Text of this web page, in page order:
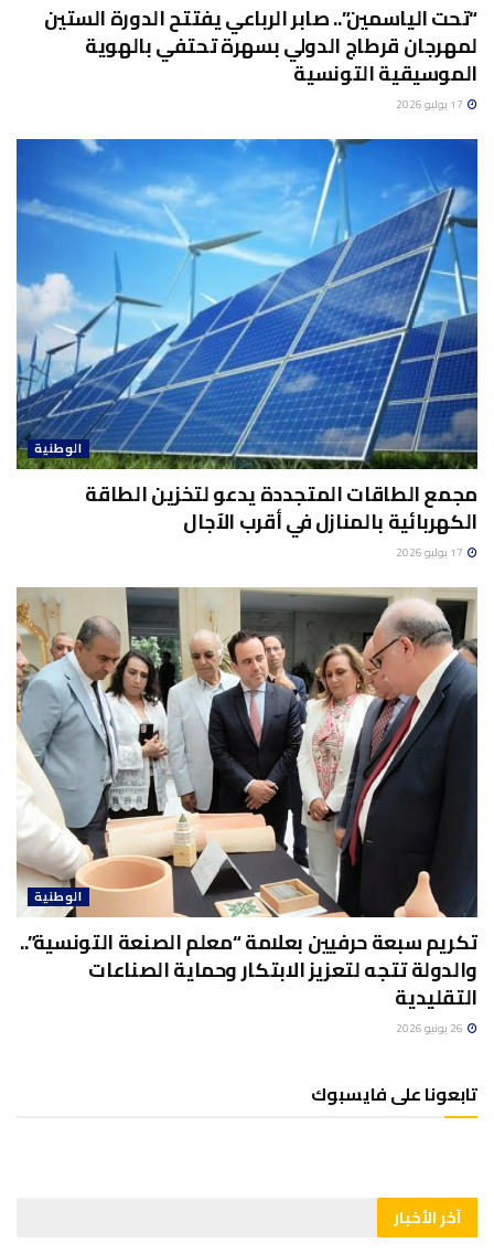
“تحت الياسمين”.. صابر الرباعي يفتتح الدورة الستين
لمهرجان قرطاج الدولي بسهرة تحتفي بالهوية
الموسيقية التونسية
الوطنية
مجمع الطاقات المتجددة يدعو لتخزين الطاقة
الكهربائية بالمنازل في أقرب الآجال
الوطنية
تكريم سبعة حرفيين بعلامة “معلم الصنعة التونسية”..
والدولة تتجه لتعزيز الابتكار وحماية الصناعات
التقليدية
تابعونا على فايسبوك
آخر الأخبار